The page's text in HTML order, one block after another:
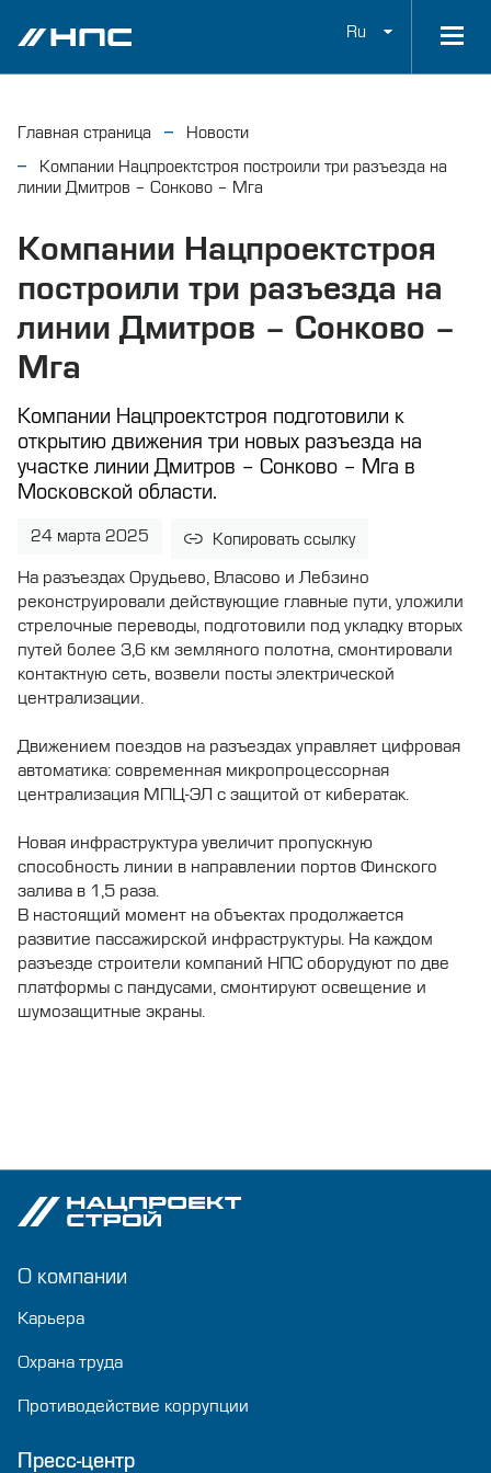
Ru
Главная страница
Новости
Компании Нацпроектстроя построили три разъезда на
линии Дмитров – Сонково – Мга
Компании Нацпроектстроя
построили три разъезда на
линии Дмитров – Сонково –
Мга
Компании Нацпроектстроя подготовили к
открытию движения три новых разъезда на
участке линии Дмитров – Сонково – Мга в
Московской области.
24 марта 2025 Копировать ссылку
На разъездах Орудьево, Власово и Лебзино
реконструировали действующие главные пути, уложили
стрелочные переводы, подготовили под укладку вторых
путей более 3,6 км земляного полотна, смонтировали
контактную сеть, возвели посты электрической
централизации.
Движением поездов на разъездах управляет цифровая
автоматика: современная микропроцессорная
централизация МПЦ-ЭЛ с защитой от кибератак.
Новая инфраструктура увеличит пропускную
способность линии в направлении портов Финского
залива в 1,5 раза.
В настоящий момент на объектах продолжается
развитие пассажирской инфраструктуры. На каждом
разъезде строители компаний НПС оборудуют по две
платформы с пандусами, смонтируют освещение и
шумозащитные экраны.
О компании
Карьера
Охрана труда
Противодействие коррупции
Пресс-центр